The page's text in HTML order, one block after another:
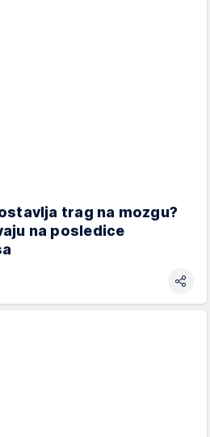
trag na mozgu?
na posledice